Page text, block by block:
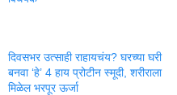
दिवसभर उत्साही राहायचंय? घरच्या घरी
बनवा ‘हे’ 4 हाय प्रोटीन स्मूदी, शरीराला
मिळेल भरपूर ऊर्जा